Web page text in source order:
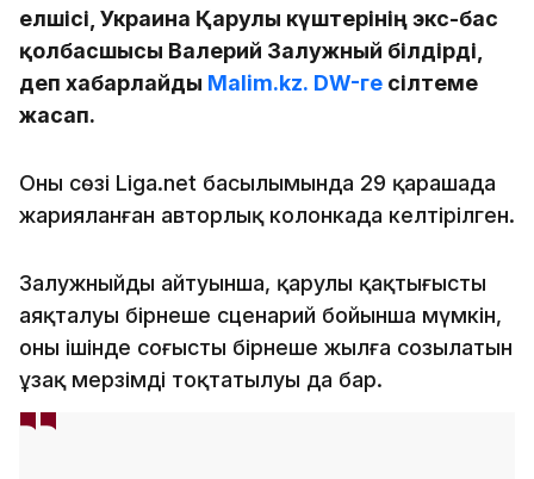
елшісі, Украина Қарулы күштерінің экс-бас
қолбасшысы Валерий Залужный білдірді,
деп хабарлайды Malim.kz. DW-ге сілтеме
жасап.
Оның сөзі Liga.net басылымында 29 қарашада
жарияланған авторлық колонкада келтірілген.
Залужныйдың айтуынша, қарулы қақтығыстың
аяқталуы бірнеше сценарий бойынша мүмкін,
оның ішінде соғыстың бірнеше жылға созылатын
ұзақ мерзімді тоқтатылуы да бар.